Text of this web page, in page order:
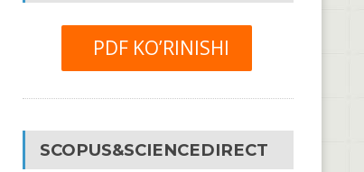
PDF KO’RINISHI
SCOPUS&SCIENCEDIRECT